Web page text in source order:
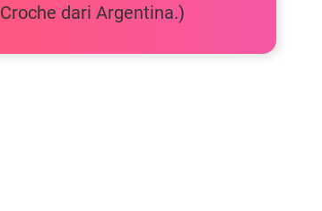
dari Argentina.)